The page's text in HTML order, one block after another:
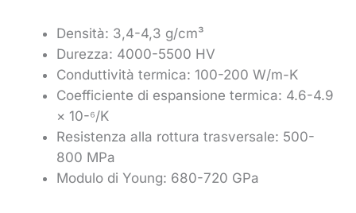
Densità: 3,4-4,3 g/cm³
Durezza: 4000-5500 HV
Conduttività termica: 100-200 W/m-K
Coefficiente di espansione termica: 4.6-4.9
× 10-⁶/K
Resistenza alla rottura trasversale: 500-
800 MPa
Modulo di Young: 680-720 GPa